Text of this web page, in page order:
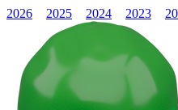
2026 2025 2024 2023